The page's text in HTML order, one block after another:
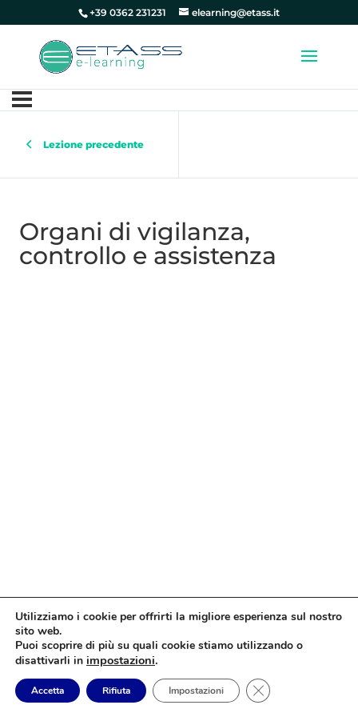
+39 0362 231231 elearning@etass.it
Lezione precedente
Organi di vigilanza,
controllo e assistenza
Utilizziamo i cookie per offrirti la migliore esperienza sul nostro
sito web.
Puoi scoprire di più su quali cookie stiamo utilizzando o
disattivarli in impostazioni.
Accetta Rifiuta Impostazioni Close GDPR